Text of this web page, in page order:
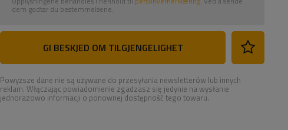
dem godtar du bestemmelsene.
GI BESKJED OM TILGJENGELIGHET
Powyższe dane nie są używane do przesyłania newsletterów lub innych
reklam. Włączając powiadomienie zgadzasz się jedynie na wysłanie
jednorazowo informacji o ponownej dostępność tego towaru.